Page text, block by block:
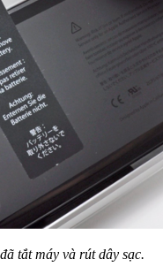
tắt máy và rút dây sạc.